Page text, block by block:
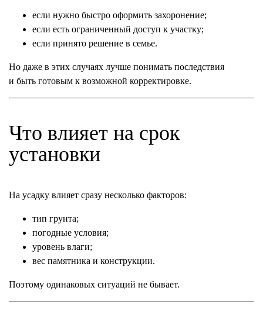
если нужно быстро оформить захоронение;
если есть ограниченный доступ к участку;
если принято решение в семье.
Но даже в этих случаях лучше понимать последствия
и быть готовым к возможной корректировке.
Что влияет на срок
установки
На усадку влияет сразу несколько факторов:
тип грунта;
погодные условия;
уровень влаги;
вес памятника и конструкции.
Поэтому одинаковых ситуаций не бывает.